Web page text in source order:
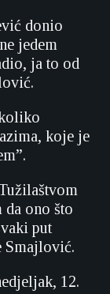
donio
jedem
ja to od
koje je
da ono što
put
Smajlović.
12.